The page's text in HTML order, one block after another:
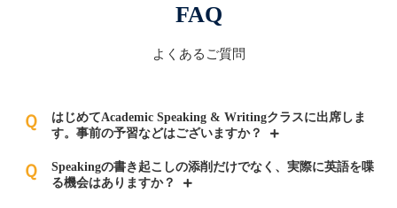
FAQ
よくあるご質問
Ｑ
はじめてAcademic Speaking & Writingクラスに出席しま
す。事前の予習などはございますか？
Ｑ
Speakingの書き起こしの添削だけでなく、実際に英語を喋
る機会はありますか？